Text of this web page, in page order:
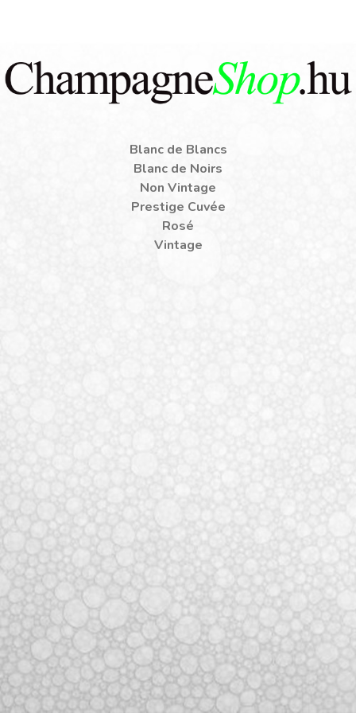
Blanc de Blancs
Blanc de Noirs
Non Vintage
Prestige Cuvée
Rosé
Vintage